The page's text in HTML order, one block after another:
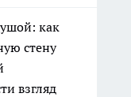
как
стену
взгляд